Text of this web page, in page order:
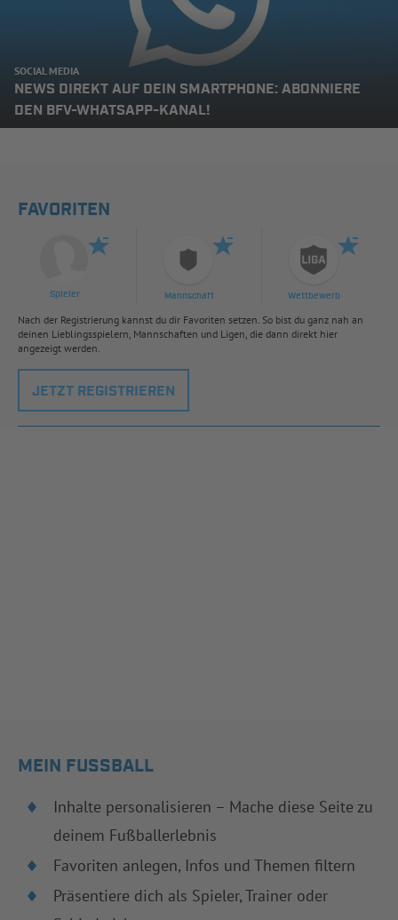
SOCIAL MEDIA
NEWS DIREKT AUF DEIN SMARTPHONE: ABONNIERE
DEN BFV-WHATSAPP-KANAL!
FAVORITEN
Spieler Mannschaft Wettbewerb
Nach der Registrierung kannst du dir Favoriten setzen. So bist du ganz nah an
deinen Lieblingsspielern, Mannschaften und Ligen, die dann direkt hier
angezeigt werden.
JETZT REGISTRIEREN
MEIN FUSSBALL
Inhalte personalisieren – Mache diese Seite zu
deinem Fußballerlebnis
Favoriten anlegen, Infos und Themen filtern
Präsentiere dich als Spieler, Trainer oder